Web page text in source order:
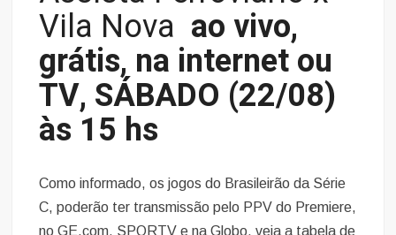
Vila Nova ao vivo,
grátis, na internet ou
TV, SÁBADO (22/08)
às 15 hs
Como informado, os jogos do Brasileirão da Série
C, poderão ter transmissão pelo PPV do Premiere,
no GE.com, SPORTV e na Globo, veja a tabela de